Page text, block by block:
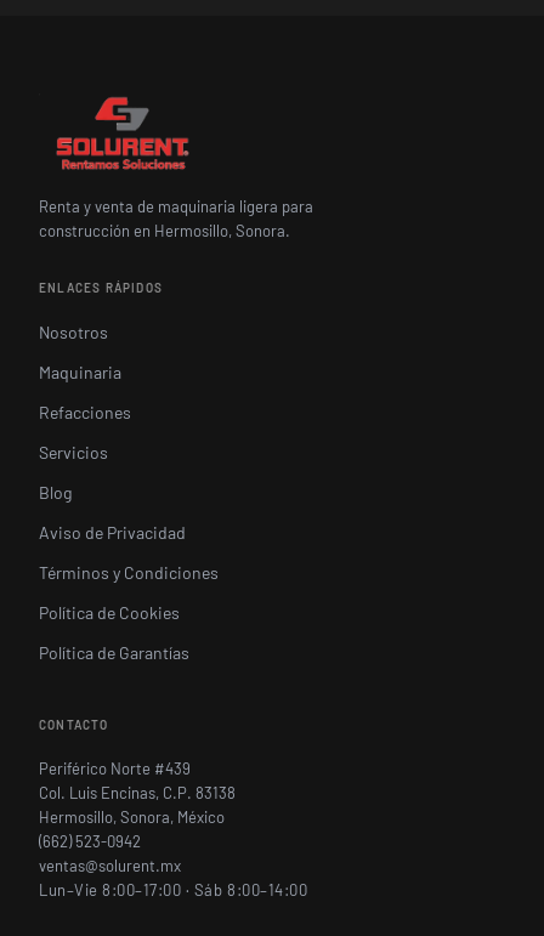
Renta y venta de maquinaria ligera para
construcción en Hermosillo, Sonora.
ENLACES RÁPIDOS
Nosotros
Maquinaria
Refacciones
Servicios
Blog
Aviso de Privacidad
Términos y Condiciones
Política de Cookies
Política de Garantías
CONTACTO
Periférico Norte #439
Col. Luis Encinas, C.P. 83138
Hermosillo, Sonora, México
(662) 523-0942
ventas@solurent.mx
Lun–Vie 8:00–17:00 · Sáb 8:00–14:00